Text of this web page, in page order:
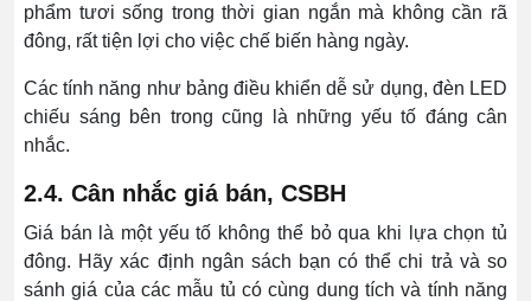
phẩm tươi sống trong thời gian ngắn mà không cần rã
đông, rất tiện lợi cho việc chế biến hàng ngày.
Các tính năng như bảng điều khiển dễ sử dụng, đèn LED
chiếu sáng bên trong cũng là những yếu tố đáng cân
nhắc.
2.4. Cân nhắc giá bán, CSBH
Giá bán là một yếu tố không thể bỏ qua khi lựa chọn tủ
đông. Hãy xác định ngân sách bạn có thể chi trả và so
sánh giá của các mẫu tủ có cùng dung tích và tính năng